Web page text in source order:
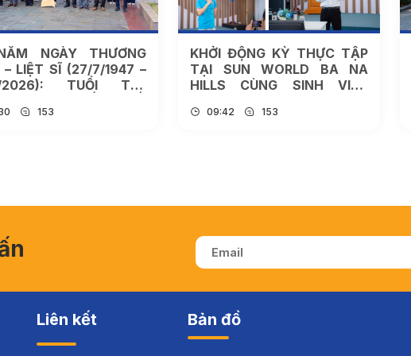
NGÀY THƯƠNG
– LIỆT SĨ (27/7/1947 –
2026): TUỔI TRẺ
THỐNG “UỐNG
153
KHỞI ĐỘNG KỲ THỰC TẬP
TẠI SUN WORLD BA NA
HILLS CÙNG SINH VIÊN
HỌC TRƯỜNG ĐẠI HỌC
09:42 153
Liên kết Bản đồ